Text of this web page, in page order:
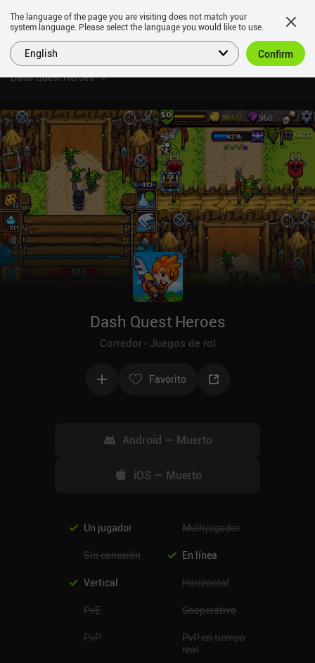
Dash Quest Heroes
Dash Quest Heroes
Corredor Juegos de rol
Favorito
Android — Muerto
iOS — Muerto
Un jugador Multijugador
Sin conexión En línea
Vertical Horizontal
PvE Cooperativo
PvP
PvP en tiempo
real
The language of the page you are visiting does not match your
system language. Please select the language you would like to use.
English Confirm